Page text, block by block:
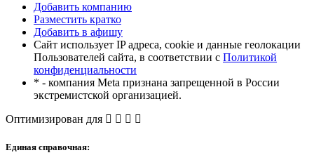
Добавить компанию
Разместить кратко
Добавить в афишу
Сайт использует IP адреса, cookie и данные геолокации
Пользователей сайта, в соответствии с Политикой
конфиденциальности
* - компания Meta признана запрещенной в России
экстремистской организацией.
Оптимизирован для
Единая справочная: